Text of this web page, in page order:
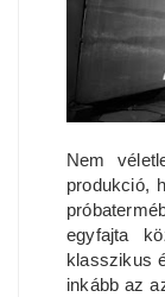
Nem
produkció,
egyfajta
klasszikus
inkább az